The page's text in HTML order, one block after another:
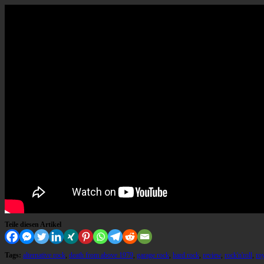
Teile diesen Artikel
Tags: alternative rock, death from above 1979, garage rock, hard rock, review, rock'n'roll,